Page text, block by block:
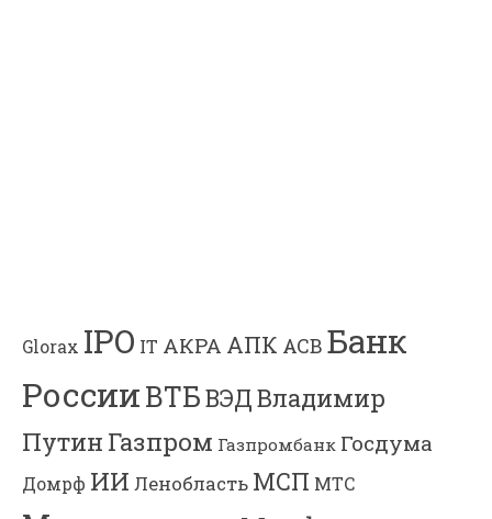
Glorax IPO IT АКРА АПК АСВ Банк
РоссииВТБВЭДВладимир
Путин Газпром Газпромбанк Госдума
Домрф ИИ Ленобласть МСП МТС